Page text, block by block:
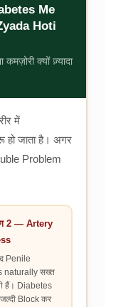
Me
Hoti
क्यों ज़्यादा
में
हो जाता है। अगर
Problem
2 — Artery
Penile
naturally सख्त
हैं। Diabetes
Block कर